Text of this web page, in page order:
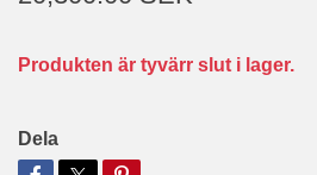
Produkten är tyvärr slut i lager.
Dela